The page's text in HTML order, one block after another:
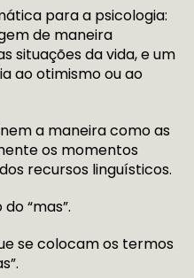
para a psicologia:
de maneira
situações da vida, e um
ao otimismo ou ao
a maneira como as
os momentos
recursos linguísticos.
“mas”.
se colocam os termos